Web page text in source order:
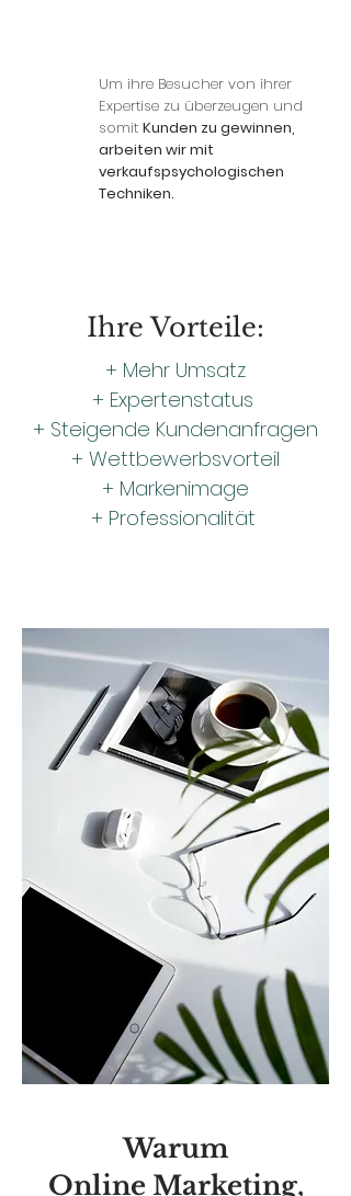
Um ihre Besucher von ihrer
Expertise zu überzeugen und
somit Kunden zu gewinnen,
arbeiten wir mit
verkaufspsychologischen
Techniken.
Ihre Vorteile:
+ Mehr Umsatz
+ Expertenstatus
+ Steigende Kundenanfragen
+ Wettbewerbsvorteil
+ Markenimage
+ Professionalität
Warum
Online Marketing,